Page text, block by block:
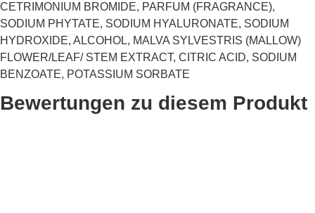
CETRIMONIUM BROMIDE, PARFUM (FRAGRANCE),
SODIUM PHYTATE, SODIUM HYALURONATE, SODIUM
HYDROXIDE, ALCOHOL, MALVA SYLVESTRIS (MALLOW)
FLOWER/LEAF/ STEM EXTRACT, CITRIC ACID, SODIUM
BENZOATE, POTASSIUM SORBATE
Bewertungen zu diesem Produkt